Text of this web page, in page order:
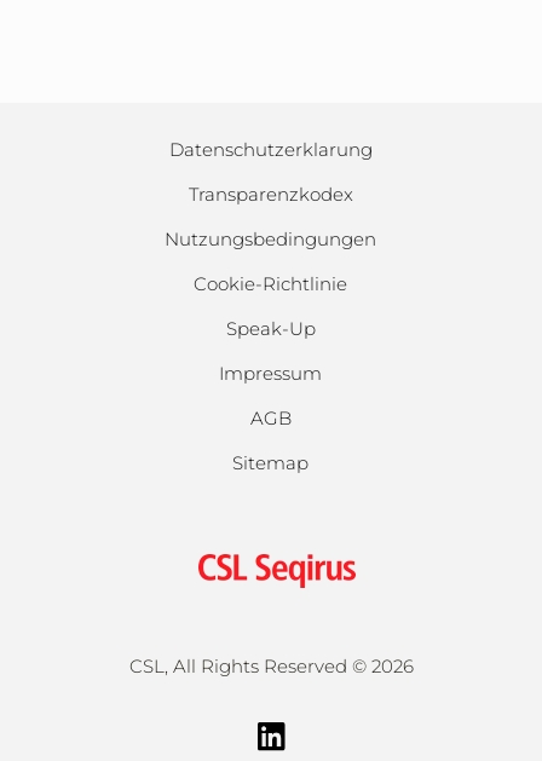
Datenschutzerklarung
Transparenzkodex
Nutzungsbedingungen
Cookie-Richtlinie
Speak-Up
Impressum
AGB
Sitemap
CSL, All Rights Reserved © 2026